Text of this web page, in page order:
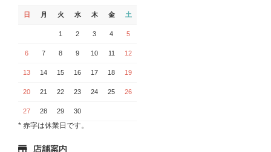
日 月 火 水 木 金 土
1 2 3 4 5
6 7 8 9 10 11 12
13 14 15 16 17 18 19
20 21 22 23 24 25 26
27 28 29 30
* 赤字は休業日です。